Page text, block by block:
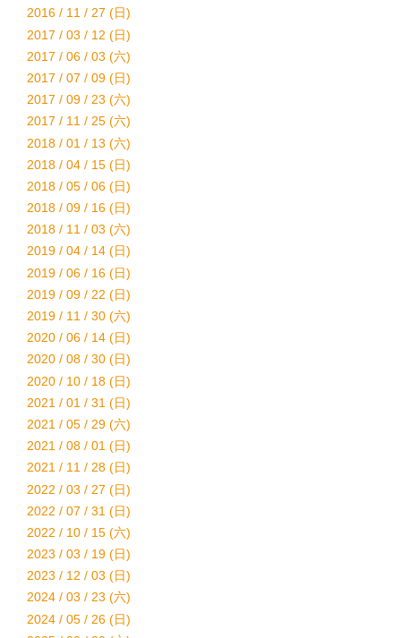
2016 / 11 / 27 (日)
2017 / 03 / 12 (日)
2017 / 06 / 03 (六)
2017 / 07 / 09 (日)
2017 / 09 / 23 (六)
2017 / 11 / 25 (六)
2018 / 01 / 13 (六)
2018 / 04 / 15 (日)
2018 / 05 / 06 (日)
2018 / 09 / 16 (日)
2018 / 11 / 03 (六)
2019 / 04 / 14 (日)
2019 / 06 / 16 (日)
2019 / 09 / 22 (日)
2019 / 11 / 30 (六)
2020 / 06 / 14 (日)
2020 / 08 / 30 (日)
2020 / 10 / 18 (日)
2021 / 01 / 31 (日)
2021 / 05 / 29 (六)
2021 / 08 / 01 (日)
2021 / 11 / 28 (日)
2022 / 03 / 27 (日)
2022 / 07 / 31 (日)
2022 / 10 / 15 (六)
2023 / 03 / 19 (日)
2023 / 12 / 03 (日)
2024 / 03 / 23 (六)
2024 / 05 / 26 (日)